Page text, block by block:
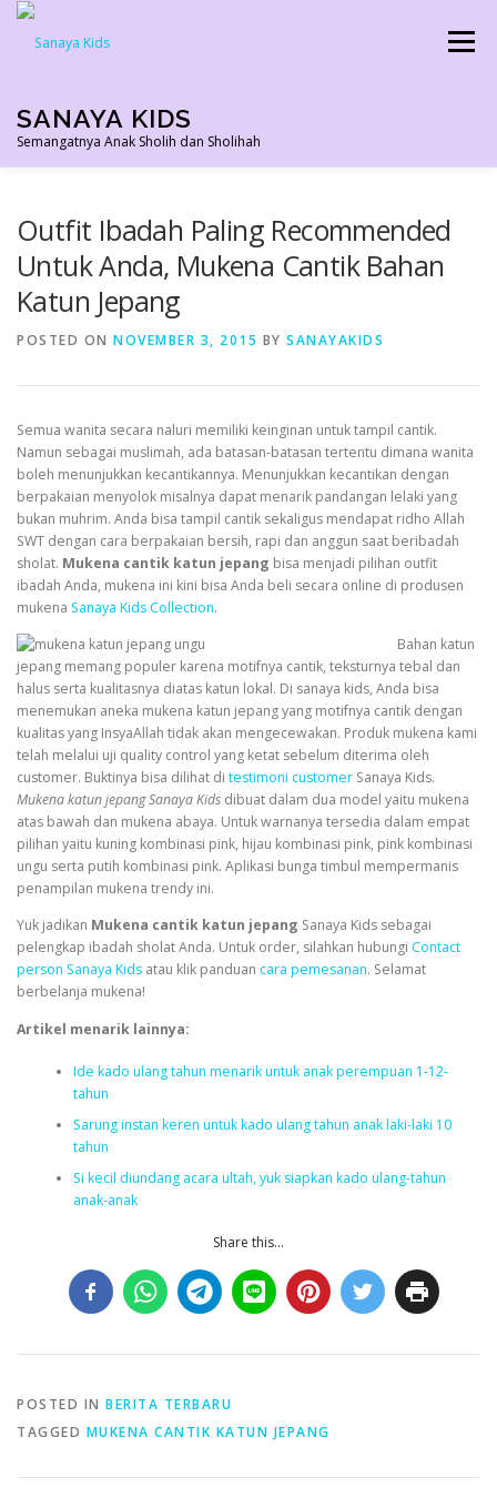
Skip
content
SANAYA KIDS
Semangatnya Anak Sholih dan Sholihah
Menu
AGEN RESMI
Outfit Ibadah Paling Recommended
Untuk Anda, Mukena Cantik Bahan
Katun Jepang
POSTED ON NOVEMBER 3, 2015 BY SANAYAKIDS
Semua wanita secara naluri memiliki keinginan untuk tampil cantik.
Namun sebagai muslimah, ada batasan-batasan tertentu dimana wanita
boleh menunjukkan kecantikannya. Menunjukkan kecantikan dengan
berpakaian menyolok misalnya dapat menarik pandangan lelaki yang
bukan muhrim. Anda bisa tampil cantik sekaligus mendapat ridho Allah
SWT dengan cara berpakaian bersih, rapi dan anggun saat beribadah
sholat. Mukena cantik katun jepang bisa menjadi pilihan outfit
ibadah Anda, mukena ini kini bisa Anda beli secara online di produsen
mukena Sanaya Kids Collection.
Bahan katun
jepang memang populer karena motifnya cantik, teksturnya tebal dan
halus serta kualitasnya diatas katun lokal. Di sanaya kids, Anda bisa
menemukan aneka mukena katun jepang yang motifnya cantik dengan
kualitas yang InsyaAllah tidak akan mengecewakan. Produk mukena kami
telah melalui uji quality control yang ketat sebelum diterima oleh
customer. Buktinya bisa dilihat di testimoni customer Sanaya Kids.
Mukena katun jepang Sanaya Kids dibuat dalam dua model yaitu mukena
atas bawah dan mukena abaya. Untuk warnanya tersedia dalam empat
pilihan yaitu kuning kombinasi pink, hijau kombinasi pink, pink kombinasi
ungu serta putih kombinasi pink. Aplikasi bunga timbul mempermanis
penampilan mukena trendy ini.
Yuk jadikan Mukena cantik katun jepang Sanaya Kids sebagai
pelengkap ibadah sholat Anda. Untuk order, silahkan hubungi Contact
person Sanaya Kids atau klik panduan cara pemesanan. Selamat
berbelanja mukena!
Artikel menarik lainnya:
Ide kado ulang tahun menarik untuk anak perempuan 1-12-
tahun
Sarung instan keren untuk kado ulang tahun anak laki-laki 10
tahun
Si kecil diundang acara ultah, yuk siapkan kado ulang-tahun
anak-anak
Share this...
POSTED IN BERITA TERBARU
TAGGED MUKENA CANTIK KATUN JEPANG